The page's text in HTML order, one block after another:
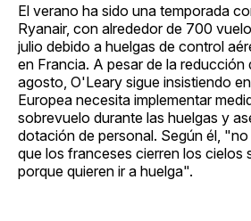
El verano ha sido una temporada
Ryanair, con alrededor de 700
julio debido a huelgas de control
en Francia. A pesar de la reducción
agosto, O'Leary sigue insistiendo
Europea necesita implementar
sobrevuelo durante las huelgas y
dotación de personal. Según él,
que los franceses cierren los cielos
porque quieren ir a huelga".